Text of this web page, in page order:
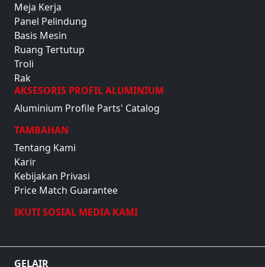
Meja Kerja
Panel Pelindung
Basis Mesin
Ruang Tertutup
Troli
Rak
AKSESORIS PROFIL ALUMINIUM
Aluminium Profile Parts' Catalog
TAMBAHAN
Tentang Kami
Karir
Kebijakan Privasi
Price Match Guarantee
IKUTI SOSIAL MEDIA KAMI
GELAIR